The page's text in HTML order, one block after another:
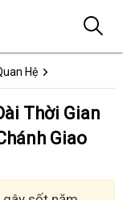
Hệ
Thời Gian
Giao